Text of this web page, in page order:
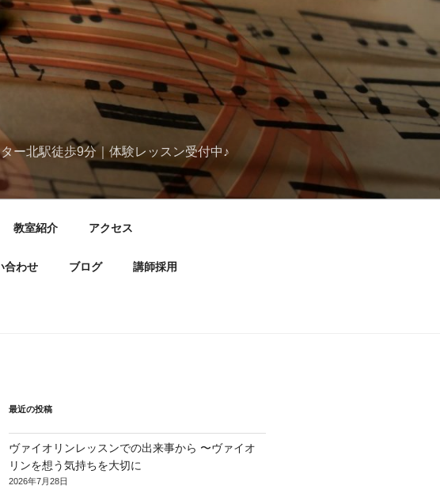
ー北駅徒歩9分｜体験レッスン受付中♪
教室紹介 アクセス
合わせ ブログ 講師採用
最近の投稿
ヴァイオリンレッスンでの出来事から 〜ヴァイオ
リンを想う気持ちを大切に
2026年7月28日